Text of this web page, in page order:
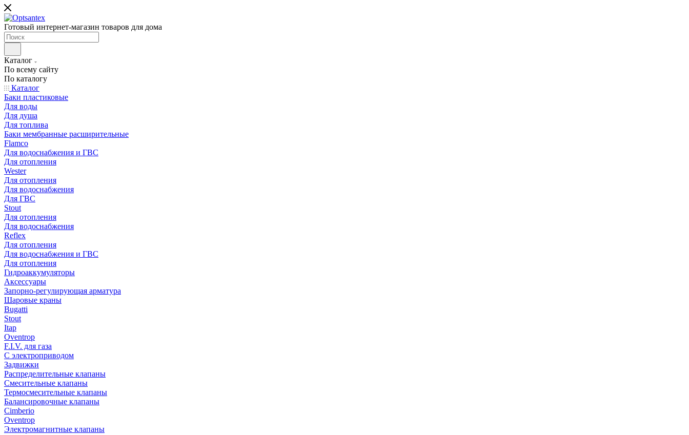
Готовый интернет-магазин товаров для дома
Каталог
По всему сайту
По каталогу
Каталог
Баки пластиковые
Для воды
Для душа
Для топлива
Баки мембранные расширительные
Flamco
Для водоснабжения и ГВС
Для отопления
Wester
Для отопления
Для водоснабжения
Для ГВС
Stout
Для отопления
Для водоснабжения
Reflex
Для отопления
Для водоснабжения и ГВС
Для отопления
Гидроаккумуляторы
Аксессуары
Запорно-регулирующая арматура
Шаровые краны
Bugatti
Stout
Itap
Oventrop
F.I.V. для газа
С электроприводом
Задвижки
Распределительные клапаны
Cмесительные клапаны
Термосмесительные клапаны
Балансировочные клапаны
Cimberio
Oventrop
Электромагнитные клапаны